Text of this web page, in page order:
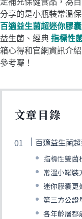
定補充保健食品，為
分享的是小瓶裝常溫
百適益生菌超迷你膠囊
益生菌、經典 指標性
箱心得和官網資訊介
參考囉！
文章目錄
百適益生菌
指標性雙菌
常溫小罐裝
迷你膠囊更
第三方公證
各年齡層都